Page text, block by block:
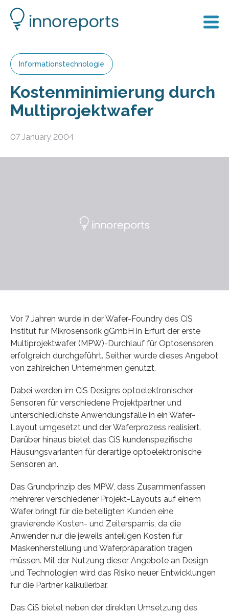
Informationstechnologie
Kostenminimierung durch
Multiprojektwafer
07 January 2004
Vor 7 Jahren wurde in der Wafer-Foundry des CiS
Institut für Mikrosensorik gGmbH in Erfurt der erste
Multiprojektwafer (MPW)-Durchlauf für Optosensoren
erfolgreich durchgeführt. Seither wurde dieses Angebot
von zahlreichen Unternehmen genutzt.
Dabei werden im CiS Designs optoelektronischer
Sensoren für verschiedene Projektpartner und
unterschiedlichste Anwendungsfälle in ein Wafer-
Layout umgesetzt und der Waferprozess realisiert.
Darüber hinaus bietet das CiS kundenspezifische
Häusungsvarianten für derartige optoelektronische
Sensoren an.
Das Grundprinzip des MPW, dass Zusammenfassen
mehrerer verschiedener Projekt-Layouts auf einem
Wafer bringt für die beteiligten Kunden eine
gravierende Kosten- und Zeitersparnis, da die
Anwender nur die jeweils anteiligen Kosten für
Maskenherstellung und Waferpräparation tragen
müssen. Mit der Nutzung dieser Angebote an Design
und Technologien wird das Risiko neuer Entwicklungen
für die Partner kalkulierbar.
Das CiS bietet neben der direkten Umsetzung des